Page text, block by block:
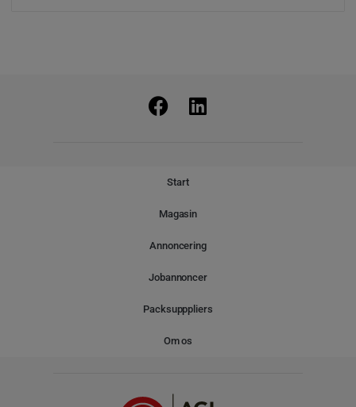
Start
Magasin
Annoncering
Jobannoncer
Packsupppliers
Om os